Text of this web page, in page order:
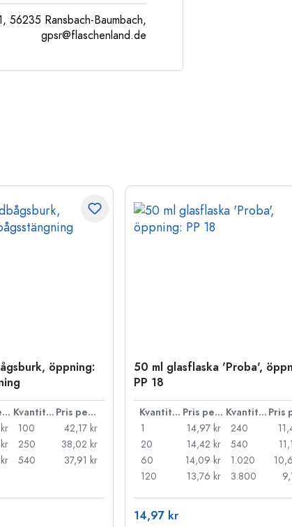
56235 Ransbach-Baumbach,
gpsr@flaschenland.de
öppning:
Pris per styck Kvantitet
Pris per styck
100
42,17 kr
250
38,02 kr
540
37,91 kr
50 ml glasflaska 'Proba',
PP 18
Kvantitet Pris per styck Kvantitet
1
14,97 kr
20
14,42 kr
60
14,09 kr
120
13,76 kr
240
540
1.020
3.800
14,97 kr